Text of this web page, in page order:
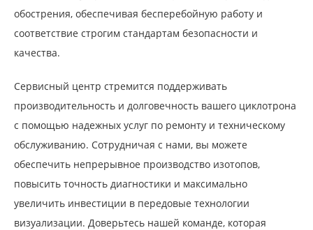
обострения, обеспечивая бесперебойную работу и
соответствие строгим стандартам безопасности и
качества.
Сервисный центр стремится поддерживать
производительность и долговечность вашего циклотрона
с помощью надежных услуг по ремонту и техническому
обслуживанию. Сотрудничая с нами, вы можете
обеспечить непрерывное производство изотопов,
повысить точность диагностики и максимально
увеличить инвестиции в передовые технологии
визуализации. Доверьтесь нашей команде, которая